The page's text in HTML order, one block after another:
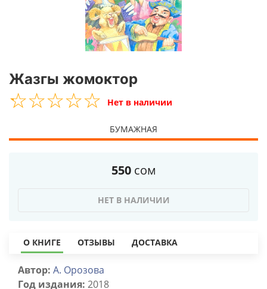
Жазгы жомоктор
☆☆☆☆☆
★★★★★ Нет в наличии
БУМАЖНАЯ
550 сом
НЕТ В НАЛИЧИИ
О КНИГЕ ОТЗЫВЫ ДОСТАВКА
Автор: А. Орозова
Год издания: 2018